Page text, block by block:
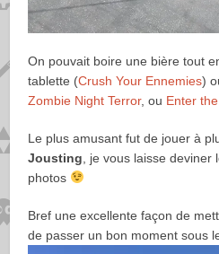
On pouvait boire une bière tout
tablette (Crush Your Ennemies)
Zombie Night Terror, ou Enter
Le plus amusant fut de jouer à
Jousting , je vous laisse
photos
Bref une excellente façon de
de passer un bon moment sous